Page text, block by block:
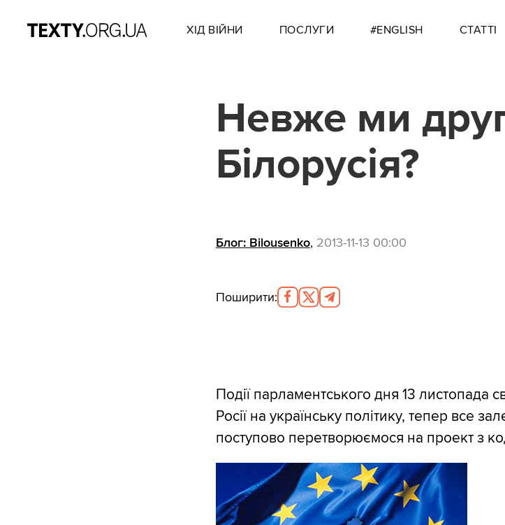
ХІД ВІЙНИ ПОСЛУГИ #ENGLISH СТАТТІ
Невже ми
Білорусія?
Блог: Bilousenko, 2013-11-13 00:00
Поширити:
Події парламентського дня 13 листопада
Росії на українську політику, тепер все
поступово перетворюємося на проект з